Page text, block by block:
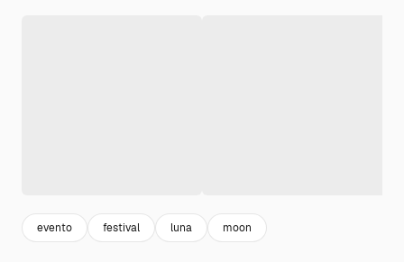
evento festival luna moon